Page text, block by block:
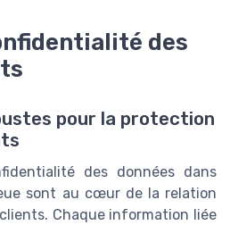
des
pour la protection
des données dans
sont au cœur de la relation
Chaque information liée